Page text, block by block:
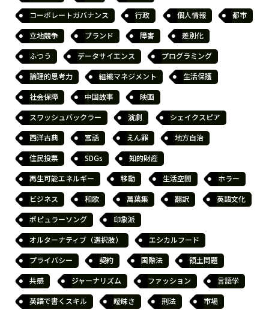
コーポレートガバナンス
行政 個人情報
都市
立地競争
ブランド 障害
差別化
ふつう
データサイエンス
プログラミング
論理的思考力
組織マネジメント
生活保護
社会保障
中国故事
映画
スワッシュバックラー
演劇
シェイクスピア
西洋古典
寓話 えん罪
地方自治
住民投票
SDGs
知的財産
再生可能エネルギー
移動 生活空間
ホラー
ビジネス
和歌 萬葉集 翻訳
英語文化
ポピュラーソング
印象派
オルターナティブ（選択肢）
エシカルフード
プライバシー
契約 国際法
領土問題
共感
ジャーナリズム ファッション
言語学
英語で書くスキル
曖昧さ 刑法
市場